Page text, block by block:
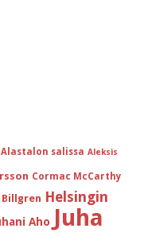
Alastalon salissa Aleksis
Cormac McCarthy
Helsingin
Aho Juha